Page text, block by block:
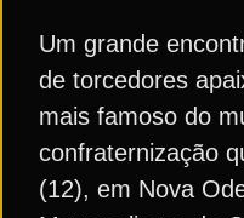
Um grande
de torcedores
mais famoso do
confraternização
(12), em Nova